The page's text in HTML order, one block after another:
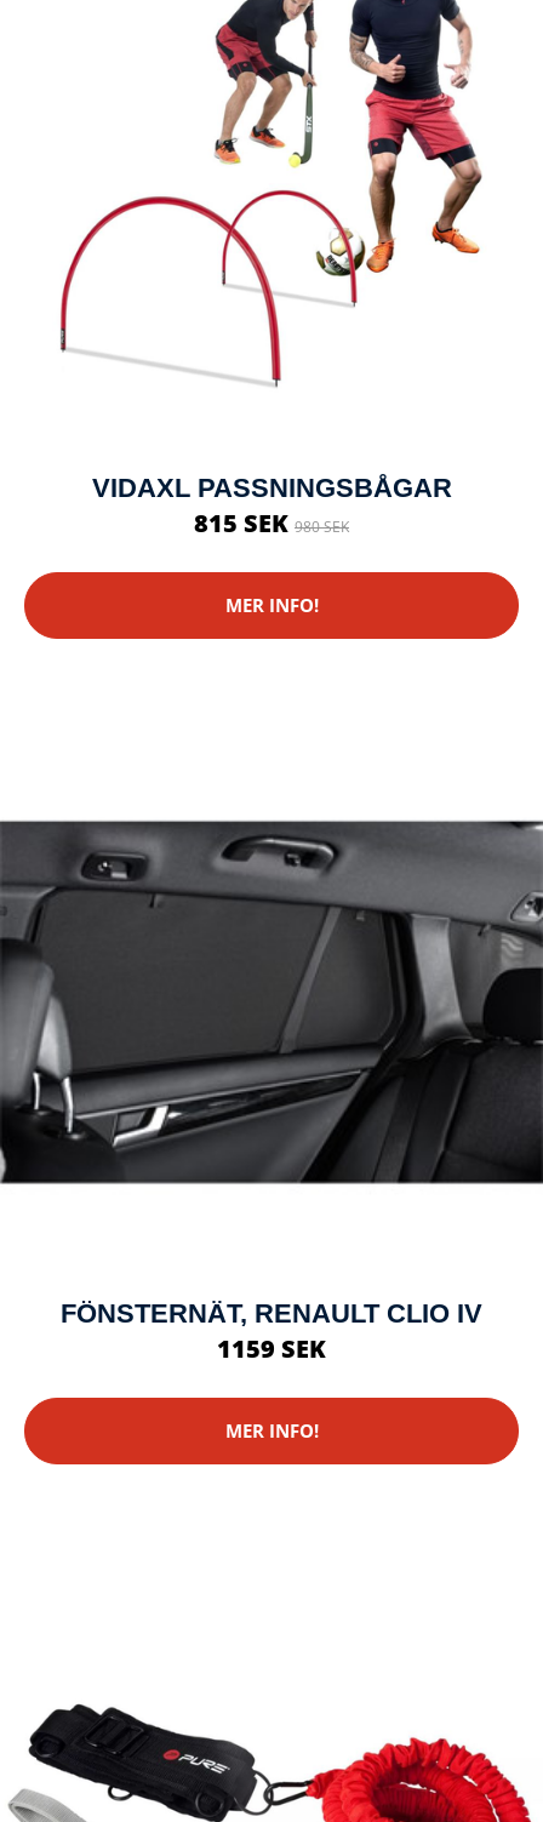
VIDAXL PASSNINGSBÅGAR
815 SEK 980 SEK
MER INFO!
FÖNSTERNÄT, RENAULT CLIO IV
1159 SEK
MER INFO!